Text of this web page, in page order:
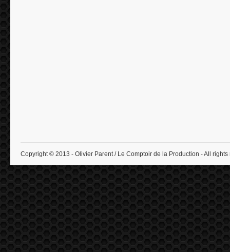
Copyright © 2013 - Olivier Parent / Le Comptoir de la Production - All rights